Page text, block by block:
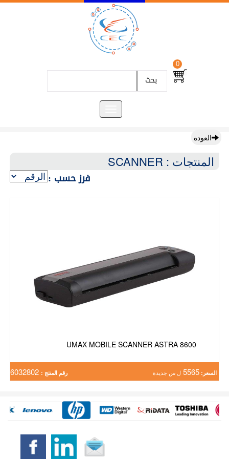
0
بحث
العودة
المنتجات : SCANNER
فرز حسب :
UMAX MOBILE SCANNER ASTRA 8600
السعر: 5565 ل س جديدة رقم المنتج :